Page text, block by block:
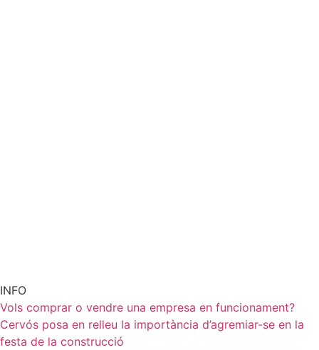
INFO
Vols comprar o vendre una empresa en funcionament?
Cervós posa en relleu la importància d’agremiar-se en la
festa de la construcció